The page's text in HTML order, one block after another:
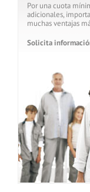
Por una cuota
adicionales,
muchas ventajas
Solicita